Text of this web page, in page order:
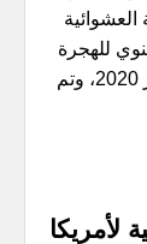
العشوائية
للهجرة
العشوائية لأمريكا لعام 2022، بدأ يوم 7 أكتوبر 2020، وتم
لأمريكا